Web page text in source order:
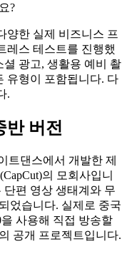
?
양한 실제 비즈니스 프
레스 테스트를 진행했
광고, 생활용 예비 촬
유형이 포함됩니다. 다
.
반 버전
트댄스에서 개발한 제
의 모회사입니
편 영상 생태계와 무
었습니다. 실제로 중국
사용해 직접 방송할
공개 프로젝트입니다.